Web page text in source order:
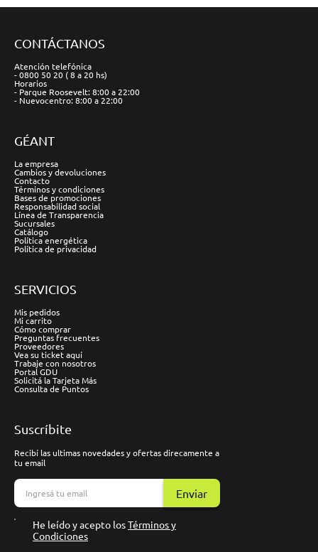
CONTÁCTANOS
Atención telefónica
- 0800 50 20 ( 8 a 20 hs)
Horarios
- Parque Roosevelt: 8:00 a 22:00
- Nuevocentro: 8:00 a 22:00
GÉANT
La empresa
Cambios y devoluciones
Contacto
Términos y condiciones
Bases de promociones
Responsabilidad social
Línea de Transparencia
Sucursales
Catálogo
Política energética
Política de privacidad
SERVICIOS
Mis pedidos
Mi carrito
Cómo comprar
Preguntas frecuentes
Proveedores
Vea su ticket aquí
Trabaje con nosotros
Portal GDU
Solicitá la Tarjeta Más
Consulta de Puntos
Suscríbite
Recibí las ultimas novedades y ofertas direcamente a
tu email
Enviar
He leído y acepto losTérminos y
Condiciones